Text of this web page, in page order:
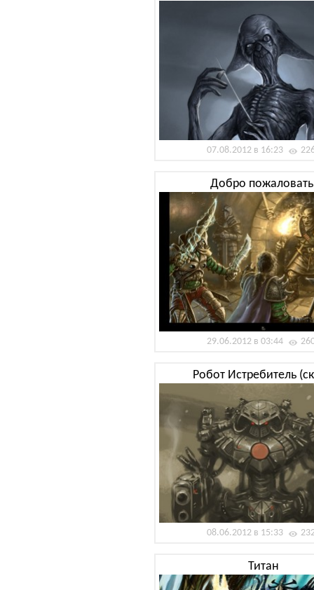
07.08.2012 в 16:23
Добро
29.06.2012 в 03:44
Робот Истребитель
08.06.2012 в 15:33
Титан